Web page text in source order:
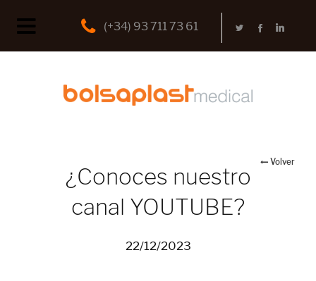
(+34) 93 711 73 61
Volver
¿Conoces nuestro
canal YOUTUBE?
22/12/2023